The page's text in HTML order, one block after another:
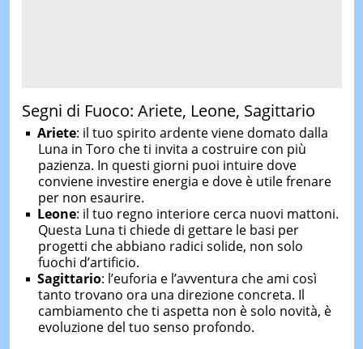
Segni di Fuoco: Ariete, Leone, Sagittario
Ariete: il tuo spirito ardente viene domato dalla
Luna in Toro che ti invita a costruire con più
pazienza. In questi giorni puoi intuire dove
conviene investire energia e dove è utile frenare
per non esaurire.
Leone: il tuo regno interiore cerca nuovi mattoni.
Questa Luna ti chiede di gettare le basi per
progetti che abbiano radici solide, non solo
fuochi d’artificio.
Sagittario: l’euforia e l’avventura che ami così
tanto trovano ora una direzione concreta. Il
cambiamento che ti aspetta non è solo novità, è
evoluzione del tuo senso profondo.